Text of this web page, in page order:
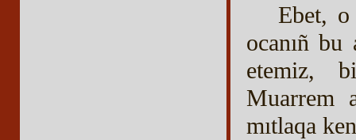
Ebet,
ocanıñ
etemiz,
Muarrem
mıtlaqa